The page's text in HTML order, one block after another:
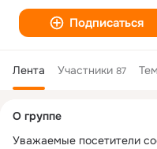
Подписаться
Лента Участники 87
колонка
О группе
Уважаемые посетители